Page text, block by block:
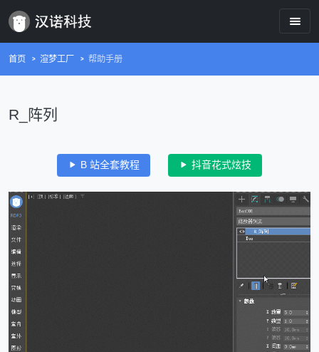
首页 渲梦工厂 帮助手册
R_阵列
B 站全套教程 抖音花式炫技